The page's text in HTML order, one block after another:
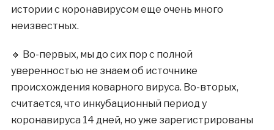
истории с коронавирусом еще очень много
неизвестных.
🔸 Во-первых, мы до сих пор с полной
уверенностью не знаем об источнике
происхождения коварного вируса. Во-вторых,
считается, что инкубационный период у
коронавируса 14 дней, но уже зарегистрированы